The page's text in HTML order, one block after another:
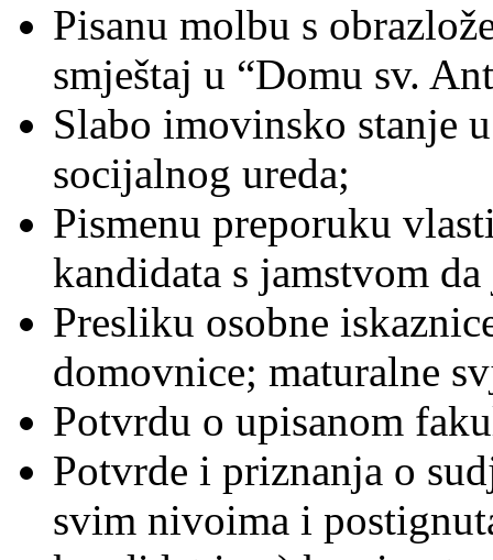
Pisanu molbu s
smještaj u “Domu sv.
Slabo imovinsko stanje
socijalnog ureda;
Pismenu preporuku
kandidata s jamstvom
Presliku osobne
domovnice; maturalne
Potvrdu o upisanom
Potvrde i priznanja o
svim nivoima i